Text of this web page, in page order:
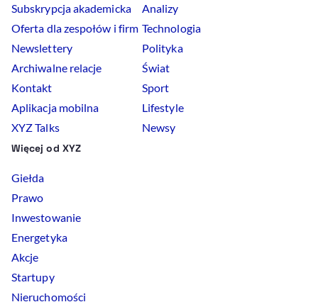
Subskrypcja akademicka
Oferta dla zespołów i firm
Newslettery
Archiwalne relacje
Kontakt
Aplikacja mobilna
XYZ Talks
Analizy
Technologia
Polityka
Świat
Sport
Lifestyle
Newsy
Więcej od XYZ
Giełda
Prawo
Inwestowanie
Energetyka
Akcje
Startupy
Nieruchomości